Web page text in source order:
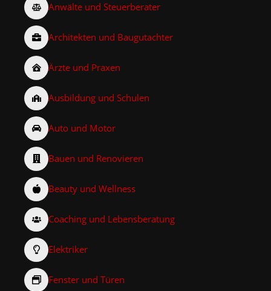
Anwälte und Steuerberater
Architekten und Baugutachter
Ärzte und Praxen
Ausbildung und Schulen
Auto und Motor
Bauen und Renovieren
Beauty und Wellness
Coaching und Lebensberatung
Elektriker
Fenster und Türen